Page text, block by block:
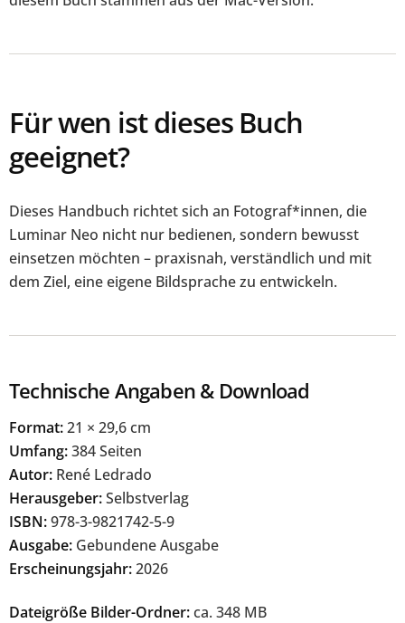
Für wen ist dieses Buch
geeignet?
Dieses Handbuch richtet sich an Fotograf*innen, die
Luminar Neo nicht nur bedienen, sondern bewusst
einsetzen möchten – praxisnah, verständlich und mit
dem Ziel, eine eigene Bildsprache zu entwickeln.
Technische Angaben & Download
Format:21 × 29,6 cm
Umfang:384 Seiten
Autor: René Ledrado
Herausgeber:Selbstverlag
ISBN:978-3-9821742-5-9
Ausgabe: Gebundene Ausgabe
Erscheinungsjahr:2026
Dateigröße Bilder-Ordner:ca. 348 MB